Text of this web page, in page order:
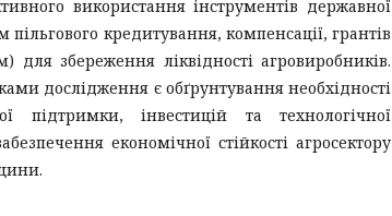
використання інструментів державної
кредитування, компенсації, грантів
для збереження ліквідності агровиробників.
дослідження є обґрунтування необхідності
підтримки, інвестицій та технологічної
економічної стійкості агросектору